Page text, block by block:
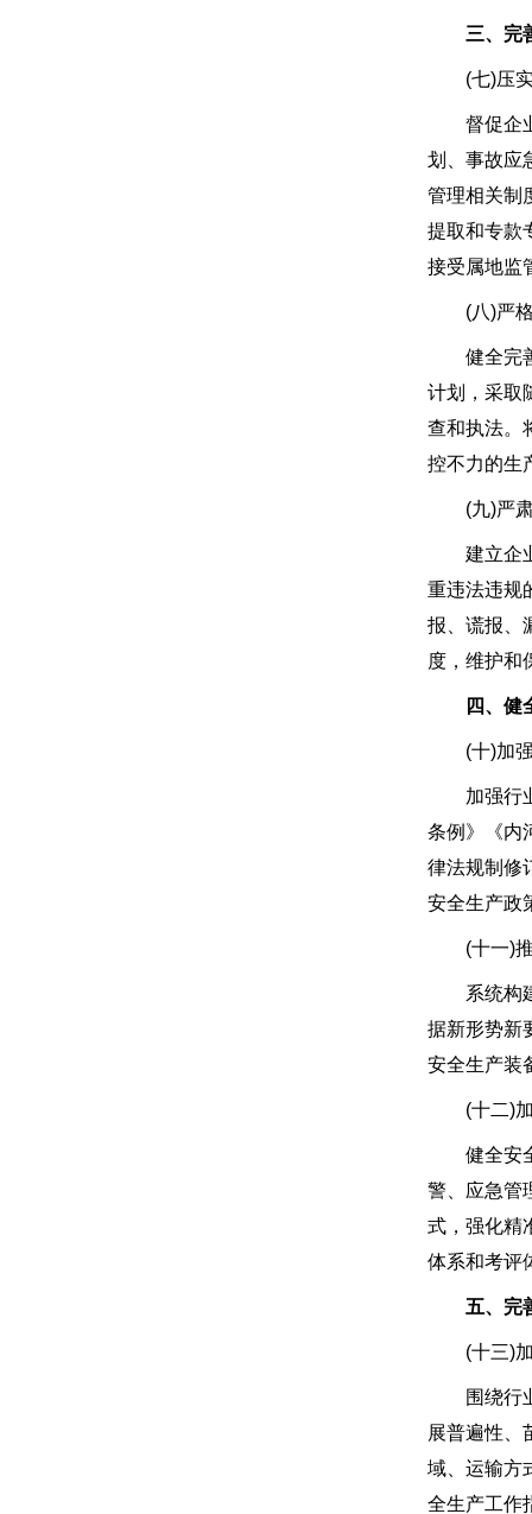
三、完
(七)压实
督促企业
划、事故应
管理相关制
提取和专款
接受属地监
(八)严格
健全完善
计划，采取
查和执法。
控不力的生
(九)严肃
建立企业
重违法违规
报、谎报、
度，维护和
四、健
(十)加强
加强行业
条例》《内
律法规制修
安全生产政
(十一)推
系统构建
据新形势新
安全生产装
(十二)加
健全安全
警、应急管
式，强化精
体系和考评
五、完
(十三)加
围绕行业
展普遍性、
域、运输方
全生产工作